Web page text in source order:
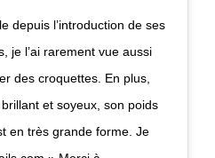
depuis l’introduction de ses
je l’ai rarement vue aussi
des croquettes. En plus,
et soyeux, son poids
en très grande forme. Je